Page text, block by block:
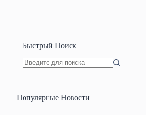
Быстрый Поиск
Популярные Новости